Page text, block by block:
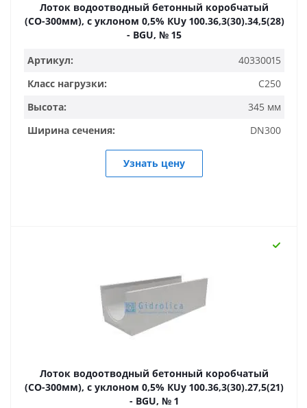
Лоток водоотводный бетонный коробчатый
(СО-300мм), с уклоном 0,5% КUу 100.36,3(30).34,5(28)
- BGU, № 15
Артикул:
40330015
Класс нагрузки:
C250
Высота:
345 мм
Ширина сечения:
DN300
Узнать цену
Лоток водоотводный бетонный коробчатый
(СО-300мм), с уклоном 0,5% КUу 100.36,3(30).27,5(21)
- BGU, № 1